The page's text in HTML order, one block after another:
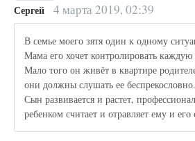
Сергей 4 марта 2019, 02:39
В семье моего зятя один к одному
Мама его хочет контролировать
Мало того он живёт в квартире
они должны слушать ее беспрекословно.
Сын развивается и растет,
ребенком считает и отравляет ему и